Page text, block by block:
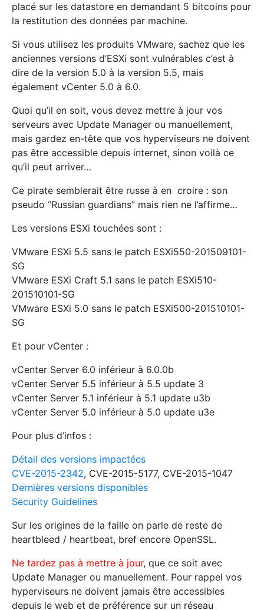
placé sur les datastore en demandant 5 bitcoins pour
la restitution des données par machine.
Si vous utilisez les produits VMware, sachez que les
anciennes versions d’ESXi sont vulnérables c’est à
dire de la version 5.0 à la version 5.5, mais
également vCenter 5.0 à 6.0.
Quoi qu’il en soit, vous devez mettre à jour vos
serveurs avec Update Manager ou manuellement,
mais gardez en-tête que vos hyperviseurs ne doivent
pas être accessible depuis internet, sinon voilà ce
qu’il peut arriver…
Ce pirate semblerait être russe à en croire : son
pseudo “Russian guardians” mais rien ne l’affirme…
Les versions ESXi touchées sont :
VMware ESXi 5.5 sans le patch ESXi550-201509101-
SG
VMware ESXi Craft 5.1 sans le patch ESXi510-
201510101-SG
VMware ESXi 5.0 sans le patch ESXi500-201510101-
SG
Et pour vCenter :
vCenter Server 6.0 inférieur à 6.0.0b
vCenter Server 5.5 inférieur à 5.5 update 3
vCenter Server 5.1 inférieur à 5.1 update u3b
vCenter Server 5.0 inférieur à 5.0 update u3e
Pour plus d’infos :
Détail des versions impactées
CVE-2015-2342, CVE-2015-5177, CVE-2015-1047
Dernières versions disponibles
Security Guidelines
Sur les origines de la faille on parle de reste de
heartbleed / heartbeat, bref encore OpenSSL.
Ne tardez pas à mettre à jour, que ce soit avec
Update Manager ou manuellement. Pour rappel vos
hyperviseurs ne doivent jamais être accessibles
depuis le web et de préférence sur un réseau